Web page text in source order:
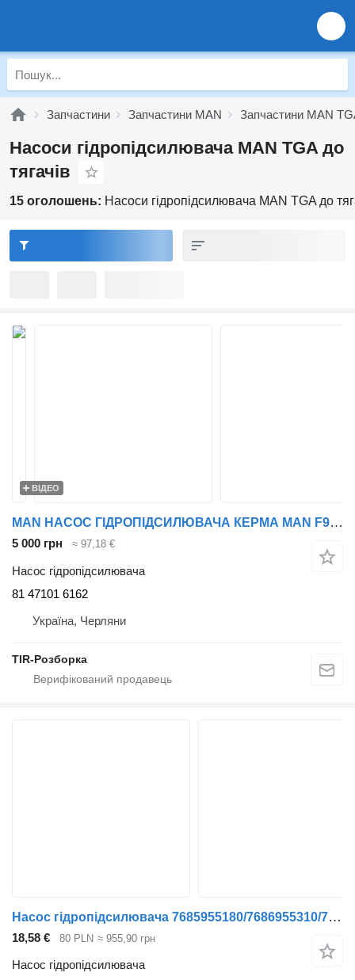
Запчастини Запчастини MAN Запчастини MAN
Насоси гідропідсилювача MAN TGA до
тягачів
15 оголошень: Насоси гідропідсилювача MAN TGA до
ВІДЕО
MAN НАСОС ГІДРОПІДСИЛЮВАЧА КЕРМА MAN F90/F2000/TGA D2865/66 M26*1.5/ 81 47101 6162 до тягача MAN F2000, TGA, F90
5 000 грн ≈ 97,18 €
Насос гідропідсилювача
81 47101 6162
Україна, Черляни
TIR-Розборка
Насос гідропідсилювача 7685955180/7686955310/7685955325 до тягача MAN TGA
18,58 € 80 PLN ≈ 955,90 грн
Насос гідропідсилювача